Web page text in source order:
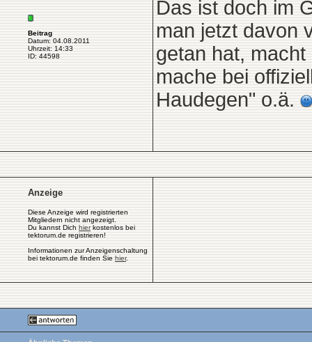
Beitrag
Datum: 04.08.2011
Uhrzeit: 14:33
ID: 44598
Das ist doch im
man jetzt davon
getan hat,
mache bei
Haudegen" o.ä.
Anzeige
Diese Anzeige wird registrierten
Mitgliedern nicht angezeigt.
Du kannst Dich hierkostenlos bei
tektorum.de registrieren!
Informationen zur Anzeigenschaltung
bei tektorum.de finden Sie hier.